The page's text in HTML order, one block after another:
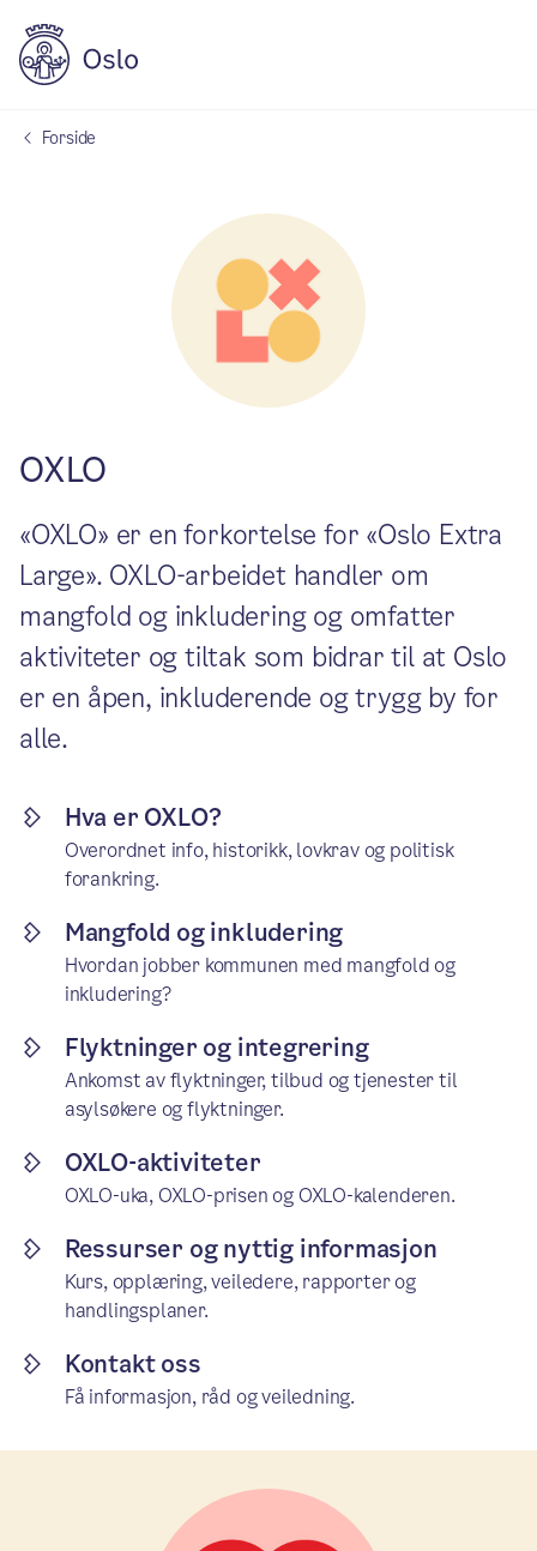
Forside
OXLO
«OXLO» er en forkortelse for «Oslo Extra
Large». OXLO-arbeidet handler om
mangfold og inkludering og omfatter
aktiviteter og tiltak som bidrar til at Oslo
er en åpen, inkluderende og trygg by for
alle.
Hva er OXLO?
Overordnet info, historikk, lovkrav og politisk
forankring.
Mangfold og inkludering
Hvordan jobber kommunen med mangfold og
inkludering?
Flyktninger og integrering
Ankomst av flyktninger, tilbud og tjenester til
asylsøkere og flyktninger.
OXLO-aktiviteter
OXLO-uka, OXLO-prisen og OXLO-kalenderen.
Ressurser og nyttig informasjon
Kurs, opplæring, veiledere, rapporter og
handlingsplaner.
Kontakt oss
Få informasjon, råd og veiledning.